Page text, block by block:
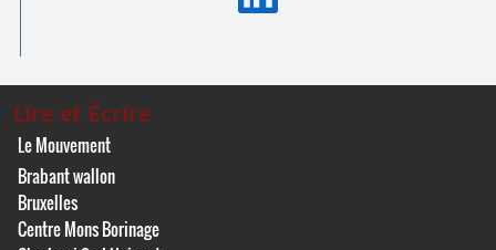
Lire et Écrire
Le Mouvement
Brabant wallon
Bruxelles
Centre Mons Borinage